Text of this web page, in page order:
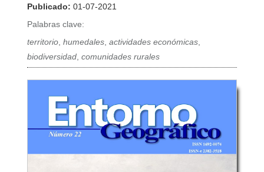
Publicado: 01-07-2021
Palabras clave:
territorio,humedales,actividades económicas,
biodiversidad,comunidades rurales